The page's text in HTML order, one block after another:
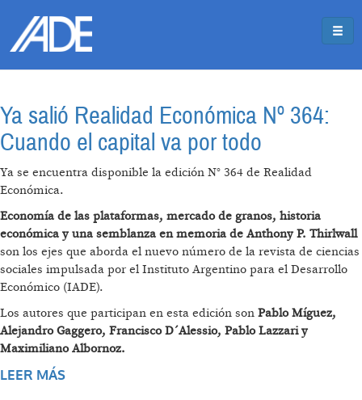
Ya salió Realidad Económica Nº 364:
Cuando el capital va por todo
Ya se encuentra disponible la edición N° 364 de Realidad
Económica.
Economía de las plataformas, mercado de granos, historia
económica y una semblanza en memoria de Anthony P. Thirlwall
son los ejes que aborda el nuevo número de la revista de ciencias
sociales impulsada por el Instituto Argentino para el Desarrollo
Económico (IADE).
Los autores que participan en esta edición son Pablo Míguez,
Alejandro Gaggero, Francisco D´Alessio, Pablo Lazzari y
Maximiliano Albornoz.
LEER MÁS